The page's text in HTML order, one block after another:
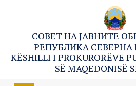
СОВЕТ НА ЈАВНИТЕ
РЕПУБЛИКА
KËSHILLI I PROKURORËVE
SË MAQEDONISË